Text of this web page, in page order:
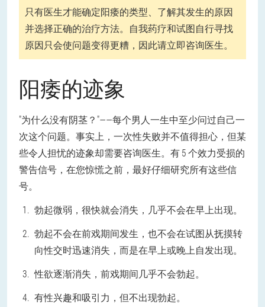
只有医生才能确定阳痿的类型、了解其发生的原因
并选择正确的治疗方法。自我药疗和试图自行寻找
原因只会使问题变得更糟，因此请立即咨询医生。
阳痿的迹象
"为什么没有阴茎？"——每个男人一生中至少问过自己一
次这个问题。事实上，一次性失败并不值得担心，但某
些令人担忧的迹象却需要咨询医生。 有 5 个效力受损的
警告信号，在您惊慌之前，最好仔细研究所有这些信
号。
勃起微弱，很快就会消失，几乎不会在早上出现。
勃起不会在前戏期间发生，也不会在试图从抚摸转
向性交时迅速消失，而是在早上或晚上自发出现。
性欲逐渐消失，前戏期间几乎不会勃起。
有性兴趣和吸引力，但不出现勃起。